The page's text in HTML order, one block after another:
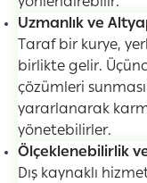
Uzmanlık ve
Taraf bir kurye,
birlikte gelir.
çözümleri
yararlanarak
yönetebilirler.
Ölçeklenebilirlik
Dış kaynaklı